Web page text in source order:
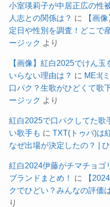
小室瑛莉子が中居正広の性
人志との関係は？ に
【画
定日や性別を調査！どこで
ージック より
【画像】紅白2025でけん
いらない理由は？ に ME:I(
口パク？生歌がひどくて歌
ージック より
紅白2025で口パクしてた歌
い歌手も に TXT(トゥバ)は
なぜ出場が決定したの？ |
紅白2024伊藤がチマチョゴ
ブランドまとめ！
に
【
クでひどい？みんなの評価
り